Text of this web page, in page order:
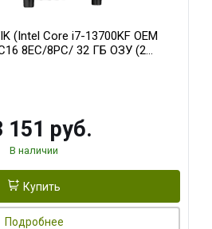
(Intel Core i7-13700KF OEM
8EC/8PC/ 32 ГБ ОЗУ (2
24GB GDDR6X 384-Bit 3xDP
151 руб.
В наличии
Купить
Подробнее